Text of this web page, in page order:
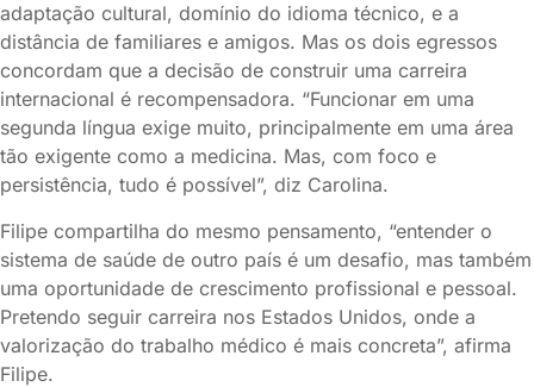
adaptação cultural, domínio do idioma técnico, e a
distância de familiares e amigos. Mas os dois egressos
concordam que a decisão de construir uma carreira
internacional é recompensadora. “Funcionar em uma
segunda língua exige muito, principalmente em uma área
tão exigente como a medicina. Mas, com foco e
persistência, tudo é possível”, diz Carolina.
Filipe compartilha do mesmo pensamento, “entender o
sistema de saúde de outro país é um desafio, mas também
uma oportunidade de crescimento profissional e pessoal.
Pretendo seguir carreira nos Estados Unidos, onde a
valorização do trabalho médico é mais concreta”, afirma
Filipe.